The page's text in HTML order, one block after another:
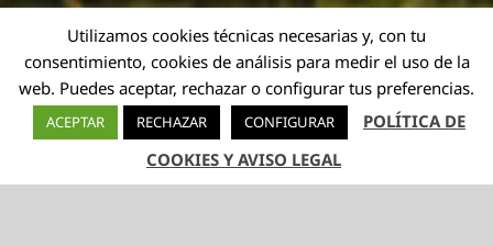
Utilizamos cookies técnicas necesarias y, con tu
consentimiento, cookies de análisis para medir el uso de la
web. Puedes aceptar, rechazar o configurar tus preferencias.
ACEPTAR RECHAZAR CONFIGURAR
POLÍTICA DE
COOKIES Y AVISO LEGAL